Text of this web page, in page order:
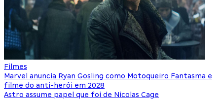
Filmes
Marvel anuncia Ryan Gosling como Motoqueiro Fantasma e
filme do anti-herói em 2028
Astro assume papel que foi de Nicolas Cage